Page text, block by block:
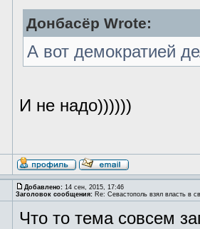
Донбасёр Wrote:
А вот демократией
И не надо))))))
Добавлено: 14 сен, 2015, 17:46
Заголовок сообщения: Re: Севастополь взял власть в
Что то тема совсем